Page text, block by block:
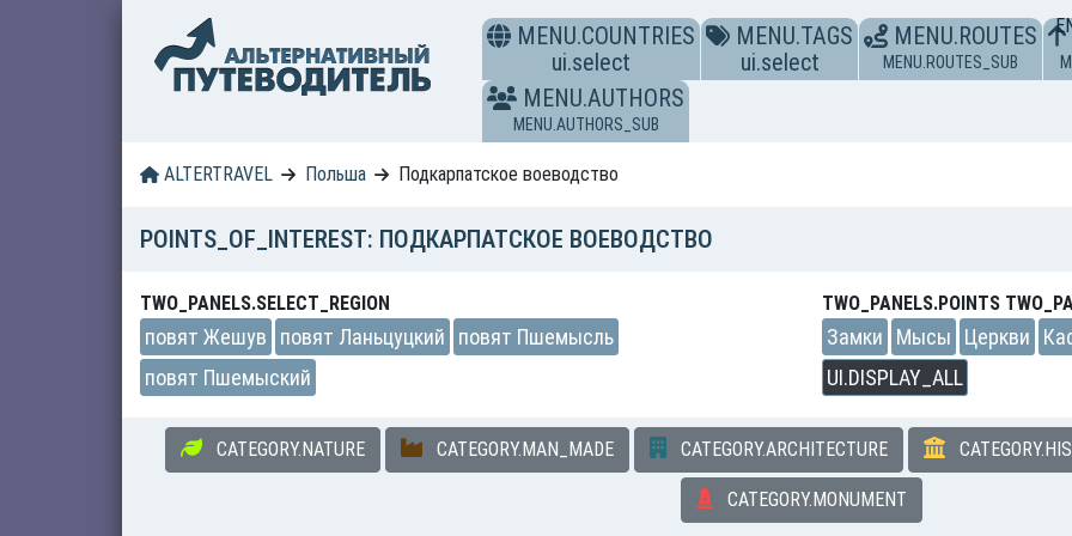
MENU.COUNTRIES
ui.select
MENU.TAGS
ui.select
MENU.ROUTES
MENU.ROUTES_SUB
MENU.AUTHORS
MENU.AUTHORS_SUB
ALTERTRAVEL Польша Подкарпатское воеводство
POINTS_OF_INTEREST: ПОДКАРПАТСКОЕ ВОЕВОДСТВО
TWO_PANELS.SELECT_REGION
повят Жешув повят Ланьцуцкий
повят Пшемысль
повят Пшемыский
TWO_PANELS.POINTS
Замки Мысы Церкви
UI.DISPLAY_ALL
CATEGORY.NATURE CATEGORY.MAN_MADE CATEGORY.ARCHITECTURE
CATEGORY.MONUMENT